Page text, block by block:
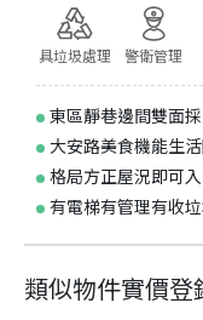
具垃圾處理 警衛管理
東區靜巷邊間雙面
大安路美食機能生
格局方正屋況即可
有電梯有管理有收
類似物件實價登